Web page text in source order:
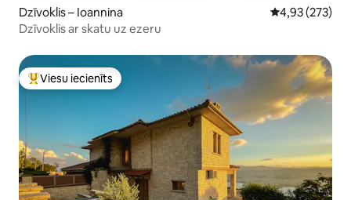
Dzīvoklis – Ioannina Vidējais
4,93 (273)
Dzīvoklis ar skatu uz ezeru
Populārs viesu iecienīts mājoklis
Viesu iecienīts